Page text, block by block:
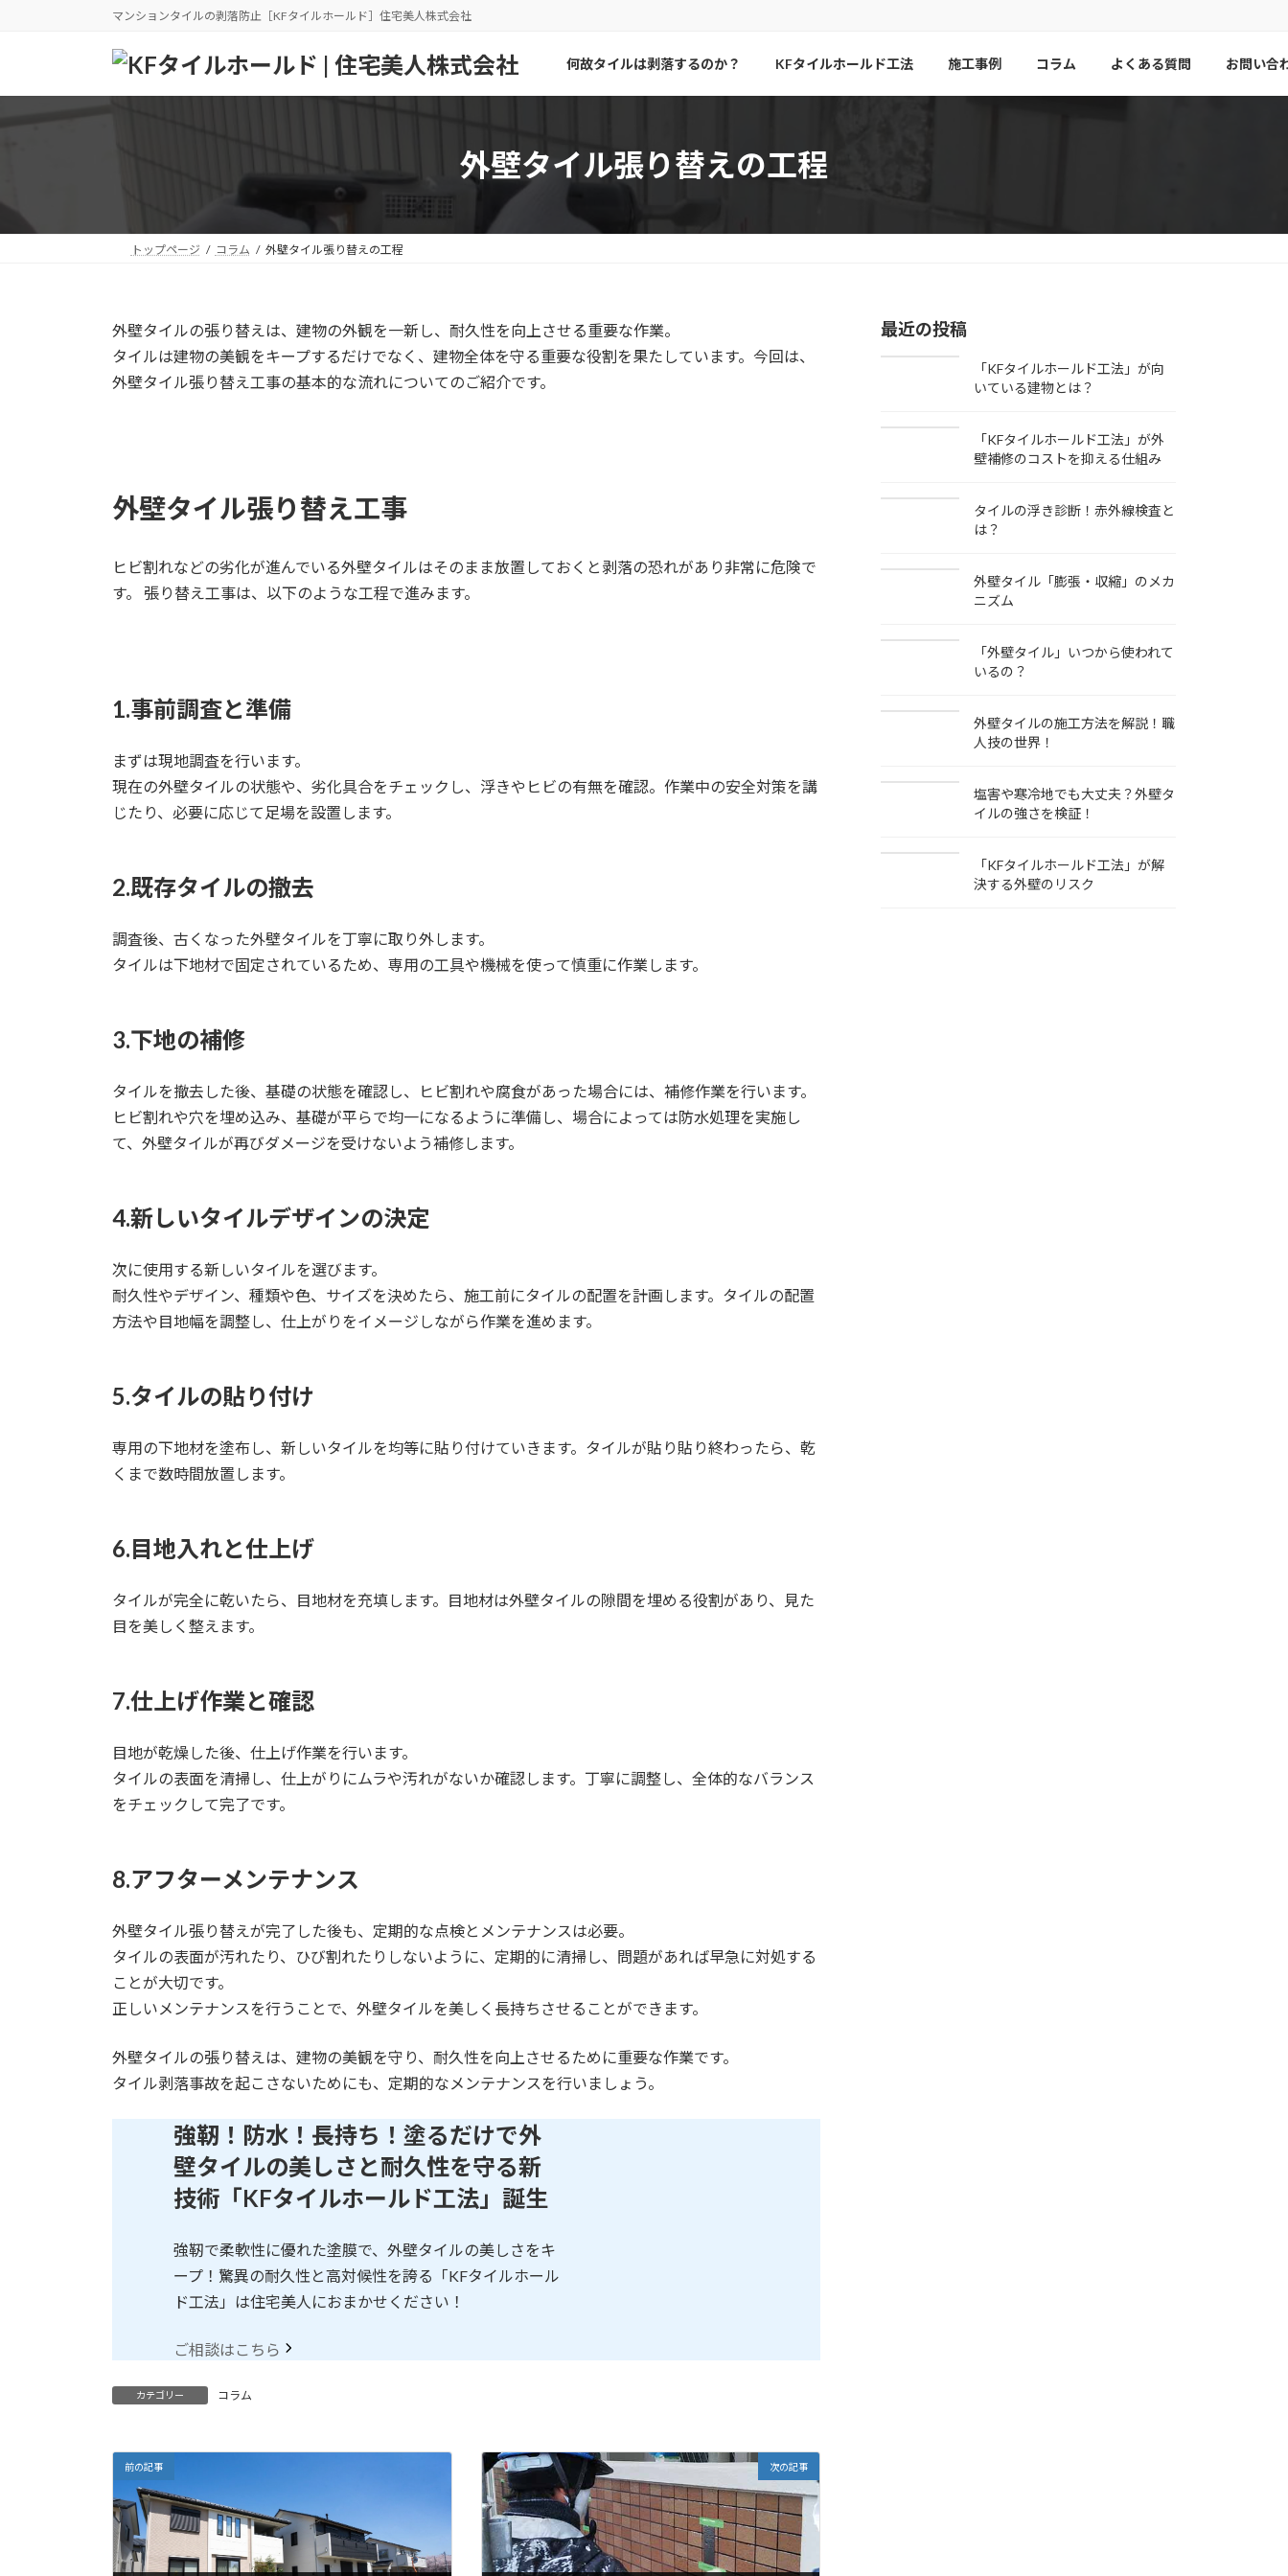
マンションタイルの剥落防止［KFタイルホールド］住宅美人株式会社
何故タイルは剥落するのか？ KFタイルホールド工法 施工事例 コラム よくある質問 お問い合
外壁タイル張り替えの工程
トップページ コラム 外壁タイル張り替えの工程
外壁タイルの張り替えは、建物の外観を一新し、耐久性を向上させる重要な作業。
タイルは建物の美観をキープするだけでなく、建物全体を守る重要な役割を果たしています。今回は、
外壁タイル張り替え工事の基本的な流れについてのご紹介です。
外壁タイル張り替え工事
ヒビ割れなどの劣化が進んでいる外壁タイルはそのまま放置しておくと剥落の恐れがあり非常に危険で
す。 張り替え工事は、以下のような工程で進みます。
1.事前調査と準備
まずは現地調査を行います。
現在の外壁タイルの状態や、劣化具合をチェックし、浮きやヒビの有無を確認。作業中の安全対策を講
じたり、必要に応じて足場を設置します。
2.既存タイルの撤去
調査後、古くなった外壁タイルを丁寧に取り外します。
タイルは下地材で固定されているため、専用の工具や機械を使って慎重に作業します。
3.下地の補修
タイルを撤去した後、基礎の状態を確認し、ヒビ割れや腐食があった場合には、補修作業を行います。
ヒビ割れや穴を埋め込み、基礎が平らで均一になるように準備し、場合によっては防水処理を実施し
て、外壁タイルが再びダメージを受けないよう補修します。
4.新しいタイルデザインの決定
次に使用する新しいタイルを選びます。
耐久性やデザイン、種類や色、サイズを決めたら、施工前にタイルの配置を計画します。タイルの配置
方法や目地幅を調整し、仕上がりをイメージしながら作業を進めます。
5.タイルの貼り付け
専用の下地材を塗布し、新しいタイルを均等に貼り付けていきます。タイルが貼り貼り終わったら、乾
くまで数時間放置します。
6.目地入れと仕上げ
タイルが完全に乾いたら、目地材を充填します。目地材は外壁タイルの隙間を埋める役割があり、見た
目を美しく整えます。
7.仕上げ作業と確認
目地が乾燥した後、仕上げ作業を行います。
タイルの表面を清掃し、仕上がりにムラや汚れがないか確認します。丁寧に調整し、全体的なバランス
をチェックして完了です。
8.アフターメンテナンス
外壁タイル張り替えが完了した後も、定期的な点検とメンテナンスは必要。
タイルの表面が汚れたり、ひび割れたりしないように、定期的に清掃し、問題があれば早急に対処する
ことが大切です。
正しいメンテナンスを行うことで、外壁タイルを美しく長持ちさせることができます。
外壁タイルの張り替えは、建物の美観を守り、耐久性を向上させるために重要な作業です。
タイル剥落事故を起こさないためにも、定期的なメンテナンスを行いましょう。
強靭！防水！長持ち！塗るだけで外
壁タイルの美しさと耐久性を守る新
技術「KFタイルホールド工法」誕生
強靭で柔軟性に優れた塗膜で、外壁タイルの美しさをキ
ープ！驚異の耐久性と高対候性を誇る「KFタイルホール
ド工法」は住宅美人におまかせください！
ご相談はこちら
カテゴリー コラム
前の記事 次の記事
最近の投稿
「KFタイルホールド工法」が向
いている建物とは？
「KFタイルホールド工法」が外
壁補修のコストを抑える仕組み
タイルの浮き診断！赤外線検査と
は？
外壁タイル「膨張・収縮」のメカ
ニズム
「外壁タイル」いつから使われて
いるの？
外壁タイルの施工方法を解説！職
人技の世界！
塩害や寒冷地でも大丈夫？外壁タ
イルの強さを検証！
「KFタイルホールド工法」が解
決する外壁のリスク